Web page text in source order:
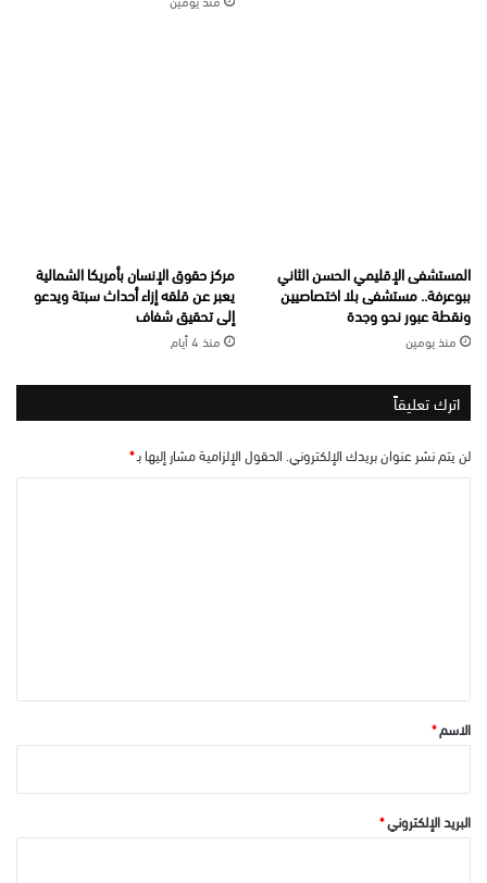
المستشفى الإقليمي الحسن الثاني
ببوعرفة.. مستشفى بلا اختصاصيين
ونقطة عبور نحو وجدة
منذ يومين
مركز حقوق الإنسان بأمريكا الشمالية
يعبر عن قلقه إزاء أحداث سبتة ويدعو
إلى تحقيق شفاف
منذ 4 أيام
اترك تعليقاً
لن يتم نشر عنوان بريدك الإلكتروني. الحقول الإلزامية مشار إليها بـ*
*الاسم*
البريد الإلكتروني*